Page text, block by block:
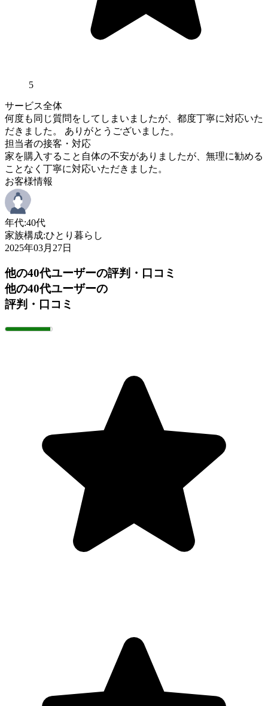
5
サービス全体
何度も同じ質問をしてしまいましたが、都度丁寧に対応いた
だきました。 ありがとうございました。
担当者の接客・対応
家を購入すること自体の不安がありましたが、無理に勧める
ことなく丁寧に対応いただきました。
お客様情報
年代:40代
家族構成:ひとり暮らし
2025年03月27日
他の40代ユーザーの評判・口コミ
他の40代ユーザーの
評判・口コミ